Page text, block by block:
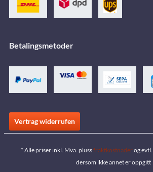
Betalingsmetoder
Vertrag widerrufen
* Alle priser inkl. Mva. plussfraktkostnaderog
dersom ikke annet er oppgitt